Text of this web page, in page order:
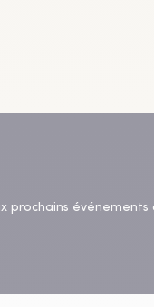
prochains événements